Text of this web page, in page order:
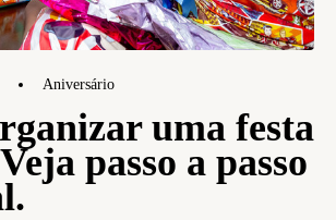
Aniversário
uma festa
passo a passo